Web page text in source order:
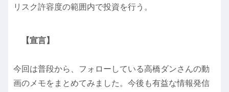
リスク許容度の範囲内で投資を行う。
【宣言】
今回は普段から、フォローしている高橋ダンさんの動
画のメモをまとめてみました。今後も有益な情報発信